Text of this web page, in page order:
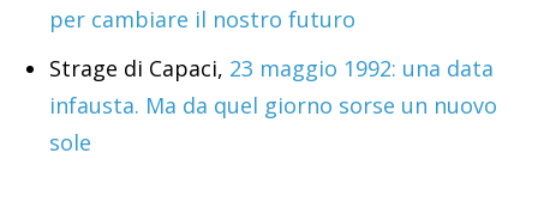
per cambiare il nostro futuro
Strage di Capaci, 23 maggio 1992: una data
infausta. Ma da quel giorno sorse un nuovo
sole